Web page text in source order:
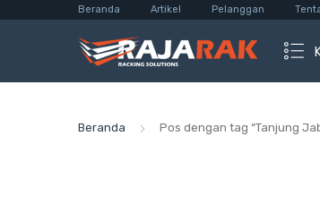
Beranda Artikel Pelanggan
Beranda Pos dengan tag “Tanjung